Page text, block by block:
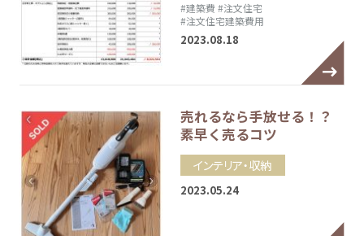
#建築費 #注文住宅
#注文住宅建築費用
2023.08.18
売れるなら手放せる！？
素早く売るコツ
インテリア・収納
2023.05.24